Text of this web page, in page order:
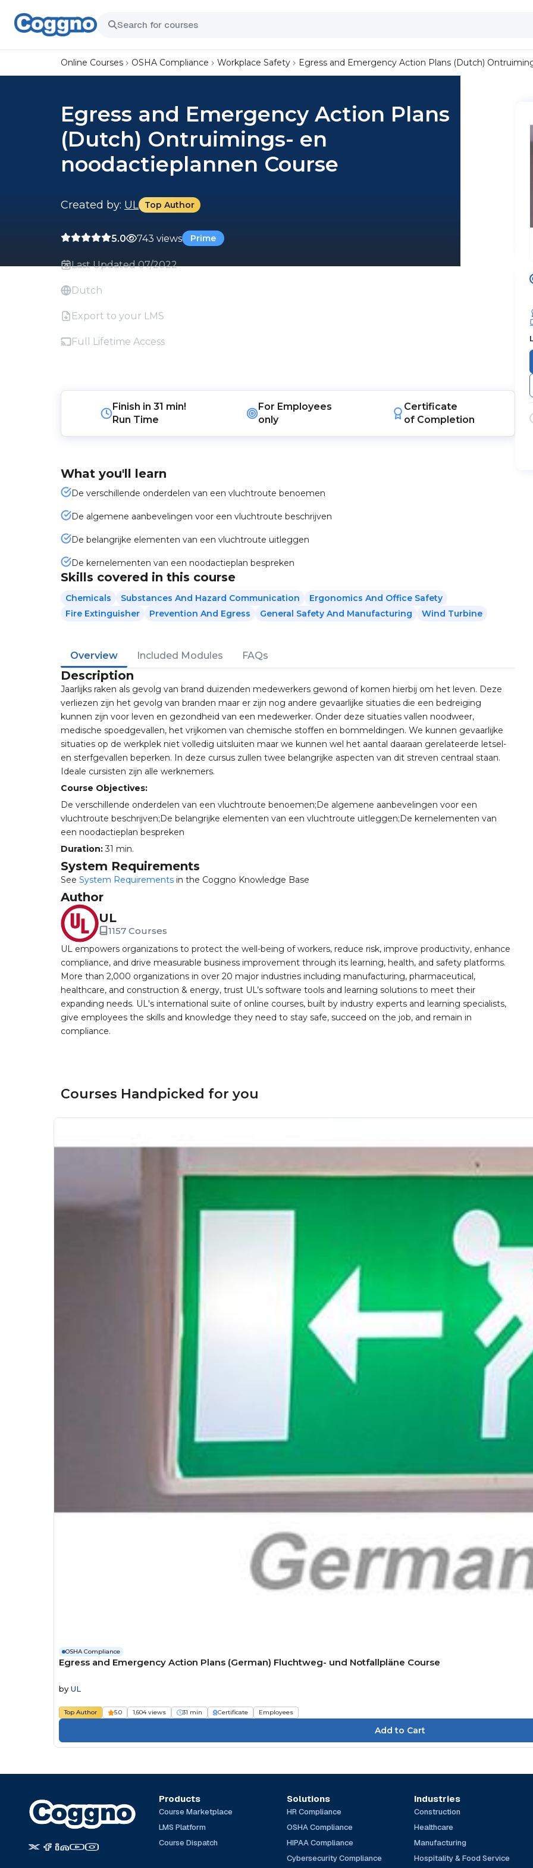
Online Courses OSHA Compliance Workplace Safety Egress and Emergency Action Plans (Dutch)
Egress and Emergency Action Plans
(Dutch) Ontruimings- en
noodactieplannen Course
Created by: UL Top Author
5.0 743 views Prime
Last Updated 07/2022
Dutch
Export to your LMS
Full Lifetime Access
Finish in31 min!
Run Time
For Employees
only
Certificate
of Completion
What you'll learn
De verschillende onderdelen van een vluchtroute benoemen
De algemene aanbevelingen voor een vluchtroute beschrijven
De belangrijke elementen van een vluchtroute uitleggen
De kernelementen van een noodactieplan bespreken
Skills covered in this course
Chemicals Substances And Hazard Communication
Ergonomics And Office Safety
Fire Extinguisher
Prevention And Egress General Safety And Manufacturing Wind Turbine
Overview Included Modules FAQs
Description
Jaarlijks raken als gevolg van brand duizenden medewerkers gewond of komen hierbij om het leven. Deze
verliezen zijn het gevolg van branden maar er zijn nog andere gevaarlijke situaties die een bedreiging
kunnen zijn voor leven en gezondheid van een medewerker. Onder deze situaties vallen noodweer,
medische spoedgevallen, het vrijkomen van chemische stoffen en bommeldingen. We kunnen gevaarlijke
situaties op de werkplek niet volledig uitsluiten maar we kunnen wel het aantal daaraan gerelateerde letsel-
en sterfgevallen beperken. In deze cursus zullen twee belangrijke aspecten van dit streven centraal staan.
Ideale cursisten zijn alle werknemers.
Course Objectives:
De verschillende onderdelen van een vluchtroute benoemen;De algemene aanbevelingen voor een
vluchtroute beschrijven;De belangrijke elementen van een vluchtroute uitleggen;De kernelementen van
een noodactieplan bespreken
Duration:31 min.
System Requirements
See System Requirements in the Coggno Knowledge Base
Author
UL
1157 Courses
UL empowers organizations to protect the well-being of workers, reduce risk, improve productivity, enhance
compliance, and drive measurable business improvement through its learning, health, and safety platforms.
More than 2,000 organizations in over 20 major industries including manufacturing, pharmaceutical,
healthcare, and construction & energy, trust UL’s software tools and learning solutions to meet their
expanding needs. UL's international suite of online courses, built by industry experts and learning specialists,
give employees the skills and knowledge they need to stay safe, succeed on the job, and remain in
compliance.
Courses Handpicked for you
OSHA Compliance
Egress and Emergency Action Plans (German) Fluchtweg- und Notfallpläne Course
by UL
Top Author 5.0 1,604 views 31 min Certificate Employees
Products
Course Marketplace
LMS Platform
Course Dispatch
Solutions
HR Compliance
OSHA Compliance
HIPAA Compliance
Cybersecurity Compliance
Industries
Construction
Healthcare
Manufacturing
Hospitality & Food Service